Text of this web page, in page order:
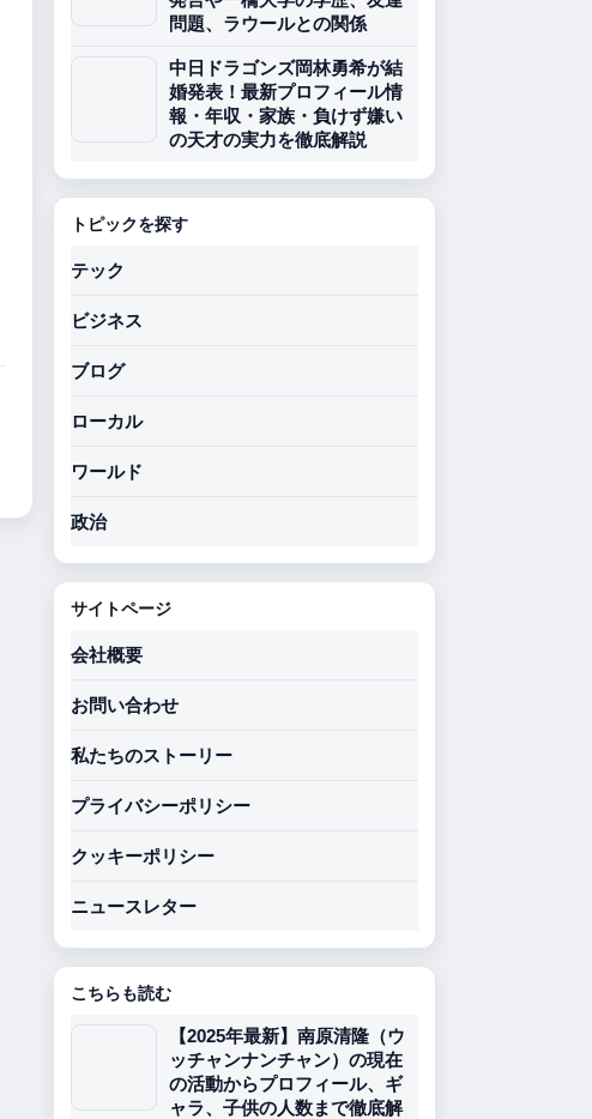
問題、ラウールとの関係
中日ドラゴンズ岡林勇希が結
婚発表！最新プロフィール情
報・年収・家族・負けず嫌い
の天才の実力を徹底解説
トピックを探す
テック
ビジネス
ブログ
ローカル
ワールド
政治
サイトページ
会社概要
お問い合わせ
私たちのストーリー
プライバシーポリシー
クッキーポリシー
ニュースレター
こちらも読む
【2025年最新】南原清隆（ウ
ッチャンナンチャン）の現在
の活動からプロフィール、ギ
ャラ、子供の人数まで徹底解